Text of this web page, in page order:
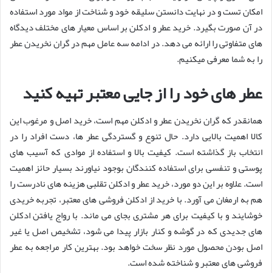
امکان تست و در نهایت دانستن سلیقه خود و شناخت از مواد مورد استفاده
در آن صورت بگیرد. خرید عطر و ادکلن بر اساس معیار های مختلف دیدگاه
های متفاوتی را ارائه می دهد. در ادامه سه عامل مهم در گران نخریدن عطر
را به شما معرفی میکنیم.
عطر های خود را از جایی معتبر تهیه کنید
همانقدر که گران نخریدن عطر و ادکلن مهم است، خرید اصل و مرغوب این
کالا اهمیت بالایی دارد. حال تنوع و گستردگی عطر ها، دست افراد را در
انتخاب باز گذاشته است. کیفیت بالا و استفاده از موادی که آسیب های
پوستی و تنفسی برای استفاده کنندگان بوجود نیاورند بسیار حائز اهمیت
است. علاوه بر این دو مورد، خرید عطر و ادکلن تقلبی هزینه های نادرست را
هم به ارمغان می آورد. با خرید از ادکلن فروشی های معتبر، تجربه خریدی
خوشایند و با کیفیت برای هر مشتری بجای می ماند. با رواج یافتن ادکلن
های جدیدی که در گوشه و کنار بازار پیدا می شود، تشخیص اصل یا غیر
اصل بودن محصول مورد نظر سخت خواهد بود. بهترین کار مراجعه به عطر
فروشی های معتبر و شناخته شده است.